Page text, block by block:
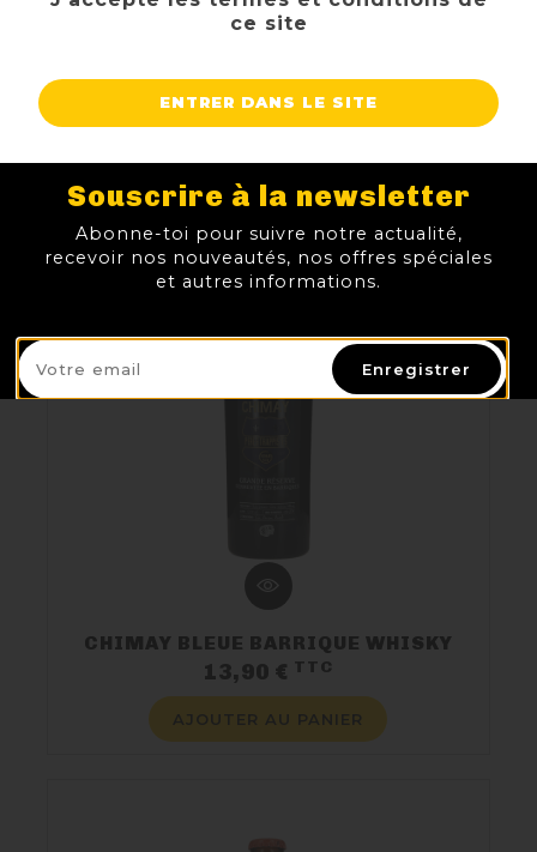
3,00 € Prix
AJOUTER AU PANIER
CHIMAY BLEUE BARRIQUE WHISKY
13,90 € TTC
AJOUTER AU PANIER
ce site
ENTRER DANS LE SITE
Souscrire à la newsletter
Abonne-toi pour suivre notre actualité,
recevoir nos nouveautés, nos offres spéciales
et autres informations.
Enregistrer